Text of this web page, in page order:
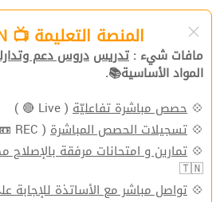
المنصة التعليمة 📺 Tadris.TN
مافات شيء : تدريس دروس دعم
المواد الأساسية📚.
💠 حصص مباشرة تفاعليّة ( Live 🔴 )
💠 تسجيلات الحصص المباشرة ( REC 📼 )
💠 تمارين و امتحانات مرفقة بالإصلاح
🇹🇳
💠 تواصل مباشر مع الأساتذة للإجابة